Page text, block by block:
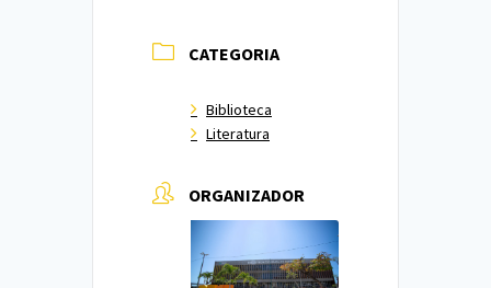
CATEGORIA
Biblioteca
Literatura
ORGANIZADOR